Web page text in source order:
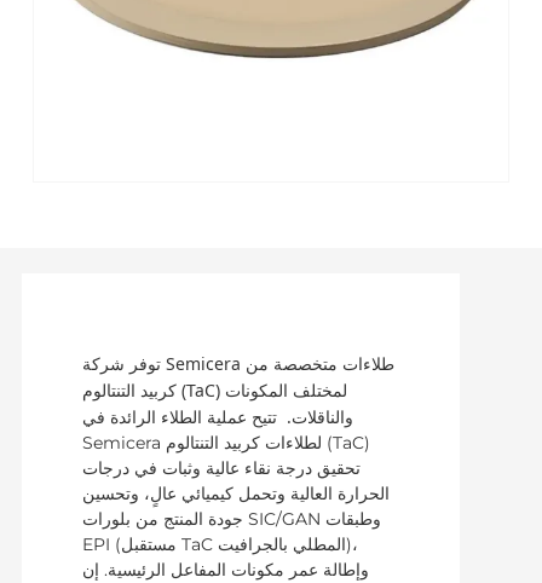
توفر شركة Semicera طلاءات متخصصة من
كربيد التنتالوم (TaC) لمختلف المكونات
والناقلات. تتيح عملية الطلاء الرائدة في
Semicera لطلاءات كربيد التنتالوم (TaC)
تحقيق درجة نقاء عالية وثبات في درجات
الحرارة العالية وتحمل كيميائي عالٍ، وتحسين
جودة المنتج من بلورات SIC/GAN وطبقات
EPI (مستقبل TaC المطلي بالجرافيت)،
وإطالة عمر مكونات المفاعل الرئيسية. إن